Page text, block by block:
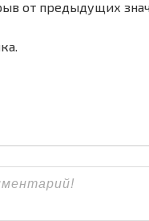
от предыдущих